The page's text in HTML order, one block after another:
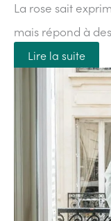
La rose sait
mais répond à
Lire la suite